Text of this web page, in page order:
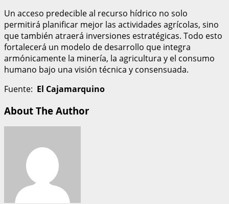
Un acceso predecible al recurso hídrico no solo
permitirá planificar mejor las actividades agrícolas, sino
que también atraerá inversiones estratégicas. Todo esto
fortalecerá un modelo de desarrollo que integra
armónicamente la minería, la agricultura y el consumo
humano bajo una visión técnica y consensuada.
Fuente: El Cajamarquino
About The Author